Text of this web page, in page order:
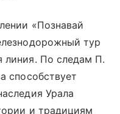
«Познавай
тур
линия. По следам П.
способствует
Урала
и традициям